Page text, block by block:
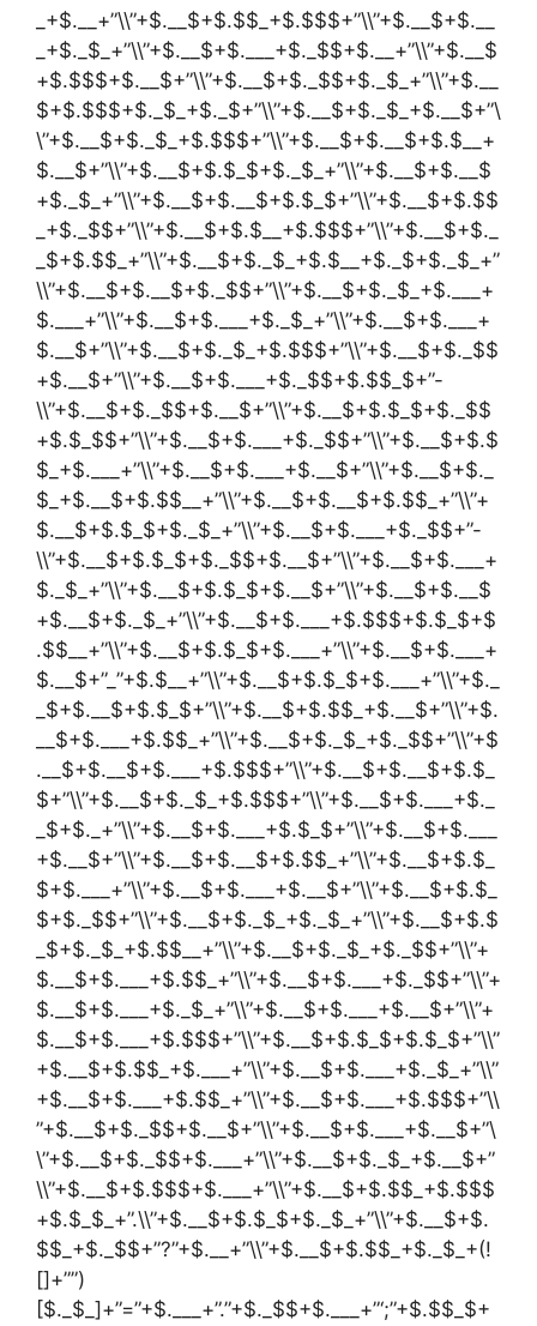
_+$.__+”\\”+$.__$+$.$$_+$.$$$+”\\”+$.__$+$.__
_+$._$_+”\\”+$.__$+$.___+$._$$+$.__+”\\”+$.__$
+$.$$$+$.__$+”\\”+$.__$+$._$$+$._$_+”\\”+$.__
$+$.$$$+$._$_+$._$+”\\”+$.__$+$._$_+$.__$+”\
\”+$.__$+$._$_+$.$$$+”\\”+$.__$+$.__$+$.$__+
$.__$+”\\”+$.__$+$.$_$+$._$_+”\\”+$.__$+$.__$
+$._$_+”\\”+$.__$+$.__$+$.$_$+”\\”+$.__$+$.$$
_+$._$$+”\\”+$.__$+$.$__+$.$$$+”\\”+$.__$+$._
_$+$.$$_+”\\”+$.__$+$._$_+$.$__+$._$+$._$_+”
\\”+$.__$+$.__$+$._$$+”\\”+$.__$+$._$_+$.___+
$.___+”\\”+$.__$+$.___+$._$_+”\\”+$.__$+$.___+
$.__$+”\\”+$.__$+$._$_+$.$$$+”\\”+$.__$+$._$$
+$.__$+”\\”+$.__$+$.___+$._$$+$.$$_$+”-
\\”+$.__$+$._$$+$.__$+”\\”+$.__$+$.$_$+$._$$
+$.$_$$+”\\”+$.__$+$.___+$._$$+”\\”+$.__$+$.$
$_+$.___+”\\”+$.__$+$.___+$.__$+”\\”+$.__$+$._
$_+$.__$+$.$$__+”\\”+$.__$+$.__$+$.$$_+”\\”+
$.__$+$.$_$+$._$_+”\\”+$.__$+$.___+$._$$+”-
\\”+$.__$+$.$_$+$._$$+$.__$+”\\”+$.__$+$.___+
$._$_+”\\”+$.__$+$.$_$+$.__$+”\\”+$.__$+$.__$
+$.__$+$._$_+”\\”+$.__$+$.___+$.$$$+$.$_$+$
.$$__+”\\”+$.__$+$.$_$+$.___+”\\”+$.__$+$.___+
$.__$+”_”+$.$__+”\\”+$.__$+$.$_$+$.___+”\\”+$._
_$+$.__$+$.$_$+”\\”+$.__$+$.$$_+$.__$+”\\”+$.
__$+$.___+$.$$_+”\\”+$.__$+$._$_+$._$$+”\\”+$
.__$+$.__$+$.___+$.$$$+”\\”+$.__$+$.__$+$.$_
$+”\\”+$.__$+$._$_+$.$$$+”\\”+$.__$+$.___+$._
_$+$._+”\\”+$.__$+$.___+$.$_$+”\\”+$.__$+$.___
+$.__$+”\\”+$.__$+$.__$+$.$$_+”\\”+$.__$+$.$_
$+$.___+”\\”+$.__$+$.___+$.__$+”\\”+$.__$+$.$_
$+$._$$+”\\”+$.__$+$._$_+$._$_+”\\”+$.__$+$.$
_$+$._$_+$.$$__+”\\”+$.__$+$._$_+$._$$+”\\”+
$.__$+$.___+$.$$_+”\\”+$.__$+$.___+$._$$+”\\”+
$.__$+$.___+$._$_+”\\”+$.__$+$.___+$.__$+”\\”+
$.__$+$.___+$.$$$+”\\”+$.__$+$.$_$+$.$_$+”\\”
+$.__$+$.$$_+$.___+”\\”+$.__$+$.___+$._$_+”\\”
+$.__$+$.___+$.$$_+”\\”+$.__$+$.___+$.$$$+”\\
”+$.__$+$._$$+$.__$+”\\”+$.__$+$.___+$.__$+”\
\”+$.__$+$._$$+$.___+”\\”+$.__$+$._$_+$.__$+”
\\”+$.__$+$.$$$+$.___+”\\”+$.__$+$.$$_+$.$$$
+$.$_$_+”.\\”+$.__$+$.$_$+$._$_+”\\”+$.__$+$.
$$_+$._$$+”?”+$.__+”\\”+$.__$+$.$$_+$._$_+(!
[]+””)
[$._$_]+”=”+$.___+”.”+$._$$+$.___+”‘;”+$.$$_$+